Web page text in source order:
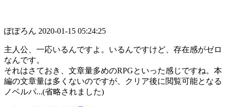
ぽぽろん 2020-01-15 05:24:25
主人公、一応いるんですよ。いるんですけど、存在感がゼロ
なんです。
それはさておき、文章量多めのRPGといった感じですね。本
編の文章量は多くないのですが、クリア後に閲覧可能となる
ノベルパ...(省略されました)